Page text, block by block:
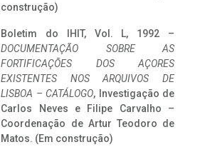
construção)
Boletim do IHIT, Vol. L, 1992 –
DOCUMENTAÇÃO SOBRE AS
FORTIFICAÇÕES DOS AÇORES
EXISTENTES NOS ARQUIVOS DE
LISBOA – CATÁLOGO, Investigação de
Carlos Neves e Filipe Carvalho –
Coordenação de Artur Teodoro de
Matos. (Em construção)